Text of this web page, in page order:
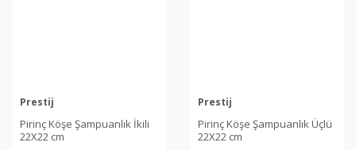
Prestij
Pirinç Köşe Şampuanlık İkili
22X22 cm
Prestij
Pirinç Köşe Şampuanlık Üçlü
22X22 cm